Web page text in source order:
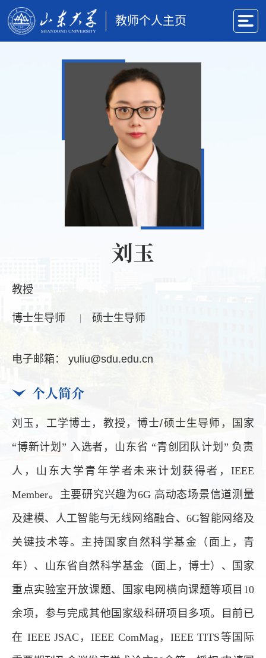
教师个人主页
刘玉
教授
博士生导师 硕士生导师
电子邮箱： yuliu@sdu.edu.cn
个人简介
刘玉， 工学博士，教授，博士/硕士生导师，国家
“博新计划 ” 入选者，山东省 “青创团队计划 ” 负责
人，山东大学青年学者未来计划获得者， IEEE
Member。主要研究兴趣为6G 高动态场景信道测量
及建模、人工智能与无线网络融合、6G智能网络及
关键技术等。主持国家自然科学基金（面上，青
年）、山东省自然科学基金 （面上，博士） 、国家
重点实验室开放课题、国家电网横向课题等项目 10
余项，参与完成其他国家级科研项目多项。目前已
在 IEEE JSAC ，IEEE ComMag ， IEEE TITS等国际